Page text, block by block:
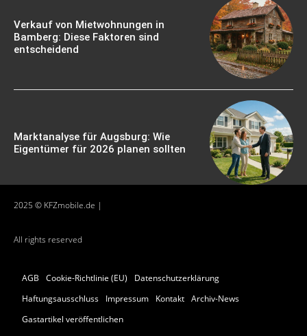
Verkauf von Mietwohnungen in
Bamberg: Diese Faktoren sind
entscheidend
Marktanalyse für Augsburg: Wie
Eigentümer für 2026 planen sollten
2025 © KFZmobile.de |
All rights reserved
AGB Cookie-Richtlinie (EU)
Datenschutzerklärung
Haftungsausschluss
Impressum Kontakt Archiv-News
Gastartikel veröffentlichen